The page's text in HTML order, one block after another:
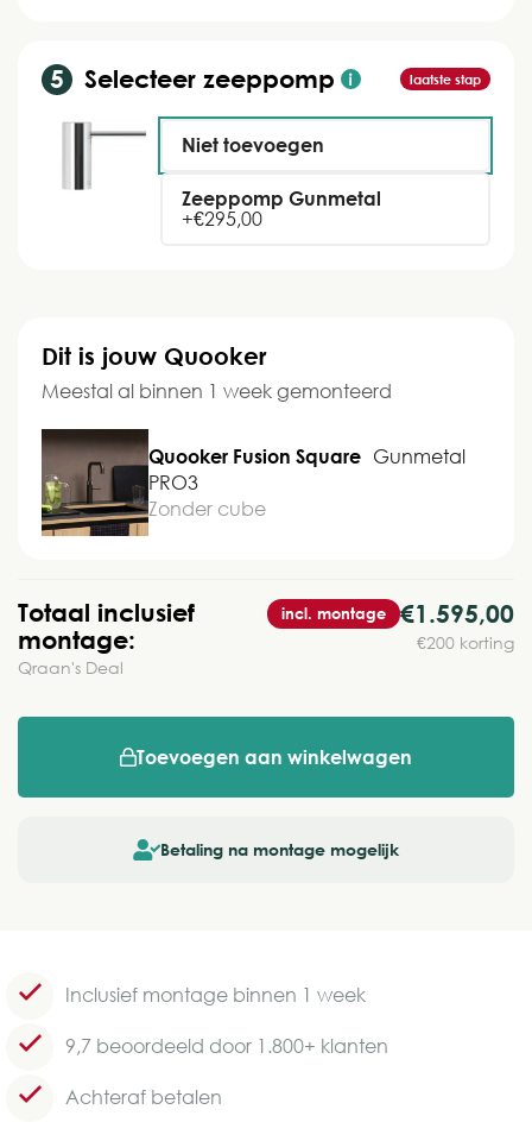
Selecteer zeeppomp laatste stap
Niet toevoegen
Zeeppomp Gunmetal
+€295,00
Dit is jouw Quooker
Meestal al binnen 1 week gemonteerd
Quooker Fusion Square Gunmetal
PRO3
Zonder cube
Totaal inclusief
montage:
Qraan's Deal
incl. montage €1.595,00
€200 korting
Toevoegen aan winkelwagen
Betaling na montage mogelijk
Inclusief montage binnen 1 week
9,7 beoordeeld door 1.800+ klanten
Achteraf betalen